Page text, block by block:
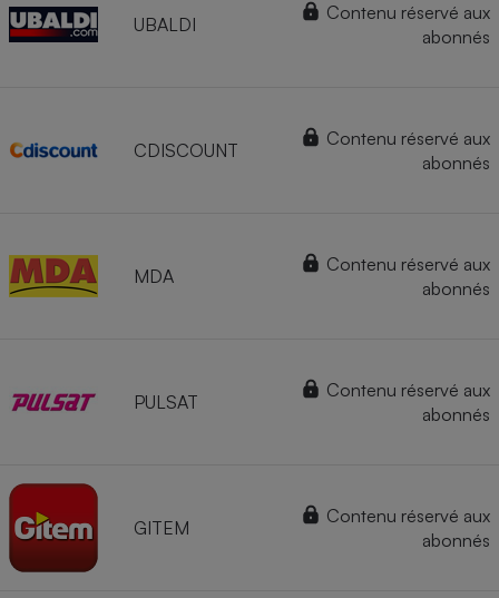
UBALDI
Contenu réservé aux
abonnés
CDISCOUNT
Contenu réservé aux
abonnés
MDA
Contenu réservé aux
abonnés
PULSAT
Contenu réservé aux
abonnés
GITEM
Contenu réservé aux
abonnés